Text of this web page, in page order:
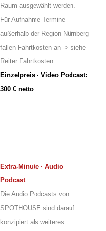
Raum ausgewählt werden.
Für Aufnahme-Termine
außerhalb der Region Nürnberg
fallen Fahrtkosten an -> siehe
Reiter Fahrtkosten.
Einzelpreis · Video Podcast:
300 € netto
Extra-Minute · Audio
Podcast
Die Audio Podcasts von
SPOTHOUSE sind darauf
konzipiert als weiteres